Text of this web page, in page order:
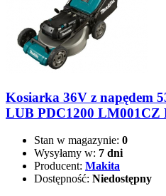
Kosiarka 36V z napędem
LUB PDC1200 LM001CZ
Stan w magazynie: 0
Wysyłamy w: 7 dni
Producent: Makita
Dostępność: Niedostępny